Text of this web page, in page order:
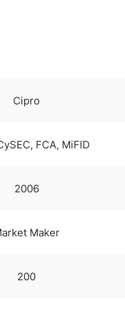
Cipro
FCA, MiFID
2006
Maker
200